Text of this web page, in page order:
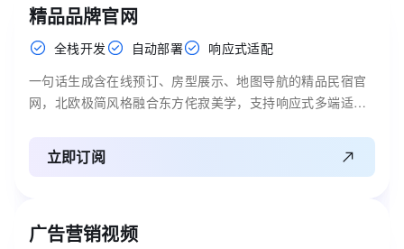
精品品牌官网
全栈开发 自动部署
响应式适配
一句话生成含在线预订、房型展示、地图导航的精品民宿官
网，北欧极简风格融合东方侘寂美学，支持响应式多端适配
动。
立即订阅
广告营销视频